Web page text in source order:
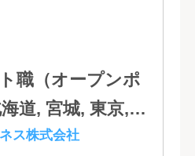
職（オープンポ
, 広島, 香川, 福岡
ス株式会社